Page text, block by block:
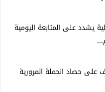
يشدد على المتابعة اليومية
على حصاد الحملة المرورية